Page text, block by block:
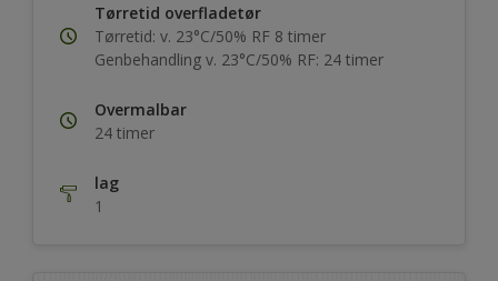
Tørretid overfladetør
Tørretid: v. 23°C/50% RF 8 timer
Genbehandling v. 23°C/50% RF: 24 timer
Overmalbar
24 timer
lag
1